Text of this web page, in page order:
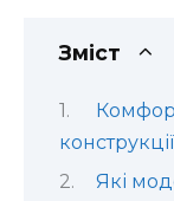
Зміст
конструкції
Які